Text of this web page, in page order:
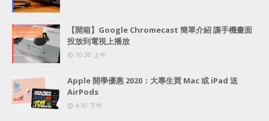
【開箱】Google Chromecast 簡單介紹 讓手機畫面
投放到電視上播放
10:30 上午
Apple 開學優惠 2020：大專生買 Mac 或 iPad 送
AirPods
4:30 下午